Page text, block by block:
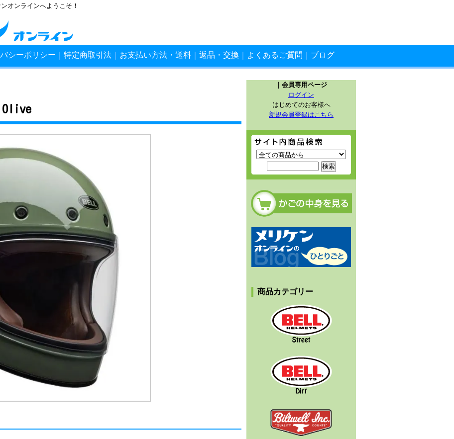
オンラインへようこそ！
シーポリシー 特定商取引法 お支払い方法・送料 返品・交換 よくあるご質問 ブログ
｜会員専用ページ
ログイン
はじめてのお客様へ
新規会員登録はこちら
サイト内商品検索
カートの中を見る
メリケンオンラインのひとりごと
商品カテゴリー